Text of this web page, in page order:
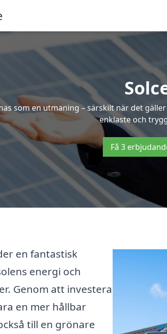
som en utmaning – särskilt när det
enklaste och
Få 3
en fantastisk
energi och
Genom att investera
en mer hållbar
till en grönare